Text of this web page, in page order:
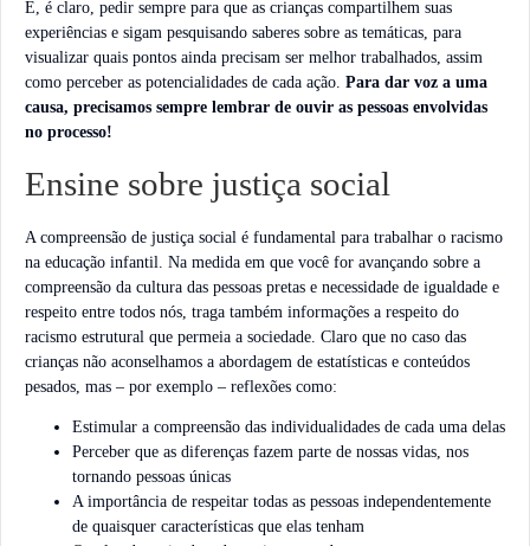
E, é claro, pedir sempre para que as crianças compartilhem suas
experiências e sigam pesquisando saberes sobre as temáticas, para
visualizar quais pontos ainda precisam ser melhor trabalhados, assim
como perceber as potencialidades de cada ação. Para dar voz a uma
causa, precisamos sempre lembrar de ouvir as pessoas envolvidas
no processo!
Ensine sobre justiça social
A compreensão de justiça social é fundamental para trabalhar o racismo
na educação infantil. Na medida em que você for avançando sobre a
compreensão da cultura das pessoas pretas e necessidade de igualdade e
respeito entre todos nós, traga também informações a respeito do
racismo estrutural que permeia a sociedade. Claro que no caso das
crianças não aconselhamos a abordagem de estatísticas e conteúdos
pesados, mas – por exemplo – reflexões como:
Estimular a compreensão das individualidades de cada uma delas
Perceber que as diferenças fazem parte de nossas vidas, nos
tornando pessoas únicas
A importância de respeitar todas as pessoas independentemente
de quaisquer características que elas tenham